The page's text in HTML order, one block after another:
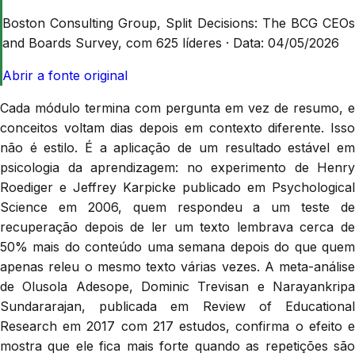
Boston Consulting Group, Split Decisions: The BCG CEOs
and Boards Survey, com 625 líderes · Data: 04/05/2026
Abrir a fonte original
Cada módulo termina com pergunta em vez de resumo, e
conceitos voltam dias depois em contexto diferente. Isso
não é estilo. É a aplicação de um resultado estável em
psicologia da aprendizagem: no experimento de Henry
Roediger e Jeffrey Karpicke publicado em Psychological
Science em 2006, quem respondeu a um teste de
recuperação depois de ler um texto lembrava cerca de
50% mais do conteúdo uma semana depois do que quem
apenas releu o mesmo texto várias vezes. A meta-análise
de Olusola Adesope, Dominic Trevisan e Narayankripa
Sundararajan, publicada em Review of Educational
Research em 2017 com 217 estudos, confirma o efeito e
mostra que ele fica mais forte quando as repetições são